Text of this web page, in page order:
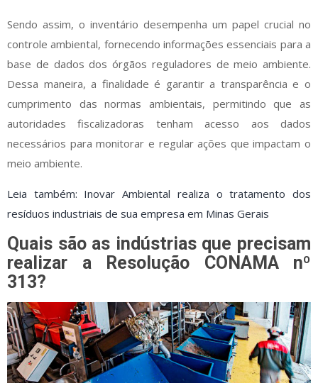
Sendo assim, o inventário desempenha um papel crucial no
controle ambiental, fornecendo informações essenciais para a
base de dados dos órgãos reguladores de meio ambiente.
Dessa maneira, a finalidade é garantir a transparência e o
cumprimento das normas ambientais, permitindo que as
autoridades fiscalizadoras tenham acesso aos dados
necessários para monitorar e regular ações que impactam o
meio ambiente.
Leia também: Inovar Ambiental realiza o tratamento dos
resíduos industriais de sua empresa em Minas Gerais
Quais são as indústrias que precisam
realizar a Resolução CONAMA nº
313?